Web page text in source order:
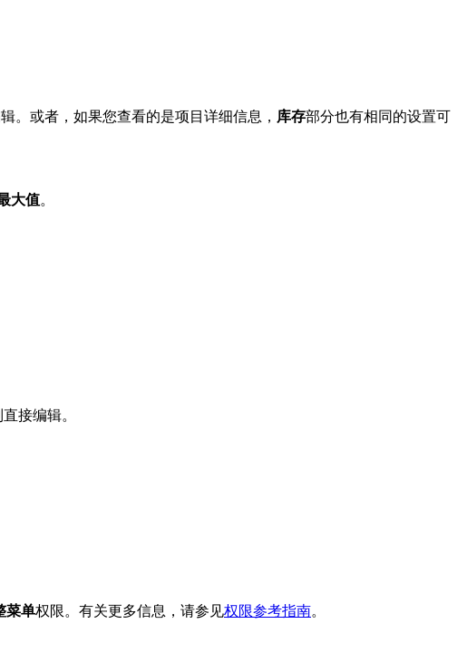
。或者，如果您查看的是项目详细信息， 库存部分也有相同的设置可
大值。
接编辑。
菜单权限。有关更多信息，请参见权限参考指南。